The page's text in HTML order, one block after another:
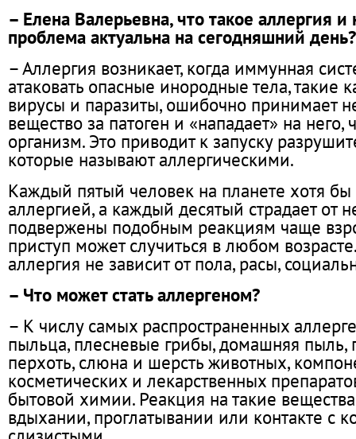
– Елена Валерьевна, что такое аллергия и
проблема актуальна на сегодняшний день?
– Аллергия возникает, когда иммунная
атаковать опасные инородные тела, такие
вирусы и паразиты, ошибочно принимает
вещество за патоген и «нападает» на него,
организм. Это приводит к запуску
которые называют аллергическими.
Каждый пятый человек на планете хотя бы
аллергией, а каждый десятый страдает от
подвержены подобным реакциям чаще
приступ может случиться в любом
аллергия не зависит от пола, расы,
– Что может стать аллергеном?
– К числу самых распространенных
пыльца, плесневые грибы, домашняя пыль,
перхоть, слюна и шерсть животных,
косметических и лекарственных
бытовой химии. Реакция на такие
вдыхании, проглатывании или контакте с